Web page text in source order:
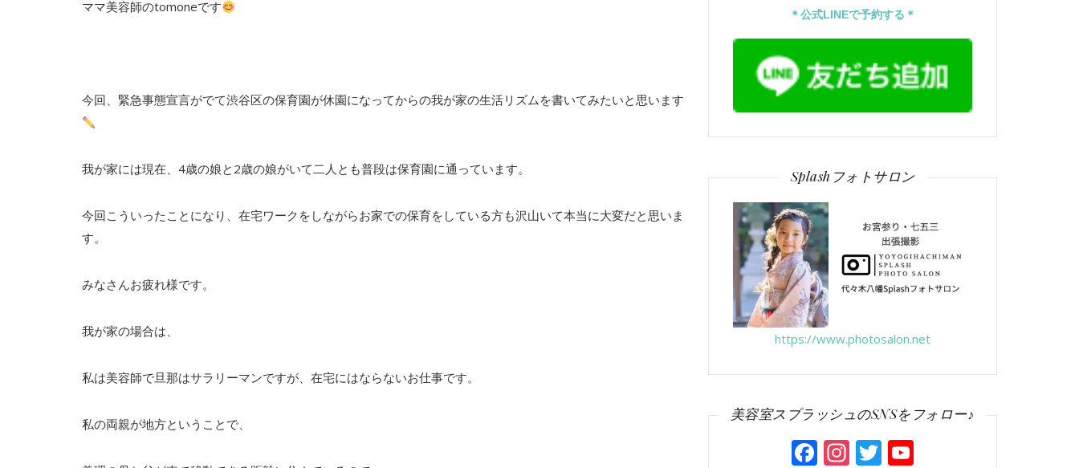
ママ美容師のtomoneです
今回、緊急事態宣言がでて渋谷区の保育園が休園になってからの我が家の生活リズムを書いてみたいと思います
我が家には現在、4歳の娘と2歳の娘がいて二人とも普段は保育園に通っています。
今回こういったことになり、在宅ワークをしながらお家での保育をしている方も沢山いて本当に大変だと思いま
す。
みなさんお疲れ様です。
我が家の場合は、
私は美容師で旦那はサラリーマンですが、在宅にはならないお仕事です。
私の両親が地方ということで、
＊公式LINEで予約する＊
Splashフォトサロン
https://www.photosalon.net
美容室スプラッシュのSNSをフォロー♪
Facebook
Instagram
Twitter